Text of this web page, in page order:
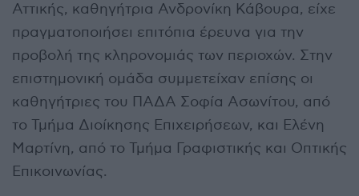
Αττικής, καθηγήτρια Ανδρονίκη Κάβουρα, είχε
πραγματοποιήσει επιτόπια έρευνα για την
προβολή της κληρονομιάς των περιοχών. Στην
επιστημονική ομάδα συμμετείχαν επίσης οι
καθηγήτριες του ΠΑΔΑ Σοφία Ασωνίτου, από
το Τμήμα Διοίκησης Επιχειρήσεων, και Ελένη
Μαρτίνη, από το Τμήμα Γραφιστικής και Οπτικής
Επικοινωνίας.